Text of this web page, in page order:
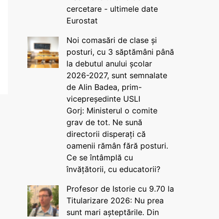
cercetare - ultimele date
Eurostat
Noi comasări de clase și
posturi, cu 3 săptămâni până
la debutul anului școlar
2026-2027, sunt semnalate
de Alin Badea, prim-
vicepreședinte USLI
Gorj: Ministerul o comite
grav de tot. Ne sună
directorii disperați că
oamenii rămân fără posturi.
Ce se întâmplă cu
învățătorii, cu educatorii?
Profesor de Istorie cu 9.70 la
Titularizare 2026: Nu prea
sunt mari așteptările. Din